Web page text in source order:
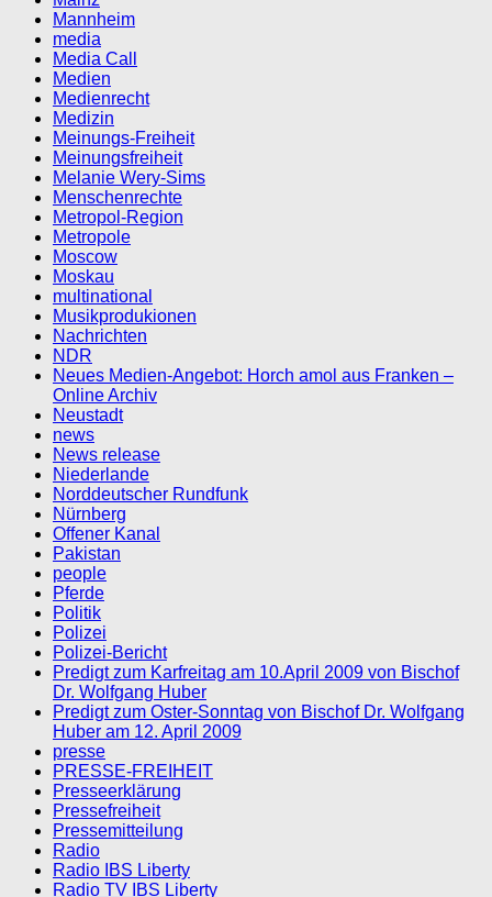
Mannheim
media
Media Call
Medien
Medienrecht
Medizin
Meinungs-Freiheit
Meinungsfreiheit
Melanie Wery-Sims
Menschenrechte
Metropol-Region
Metropole
Moscow
Moskau
multinational
Musikprodukionen
Nachrichten
NDR
Neues Medien-Angebot: Horch amol aus Franken –
Online Archiv
Neustadt
news
News release
Niederlande
Norddeutscher Rundfunk
Nürnberg
Offener Kanal
Pakistan
people
Pferde
Politik
Polizei
Polizei-Bericht
Predigt zum Karfreitag am 10.April 2009 von Bischof
Dr. Wolfgang Huber
Predigt zum Oster-Sonntag von Bischof Dr. Wolfgang
Huber am 12. April 2009
presse
PRESSE-FREIHEIT
Presseerklärung
Pressefreiheit
Pressemitteilung
Radio
Radio IBS Liberty
Radio TV IBS Liberty